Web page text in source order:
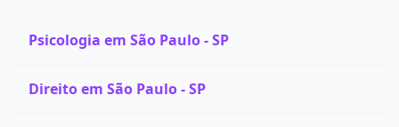
Psicologia em São Paulo - SP
Direito em São Paulo - SP